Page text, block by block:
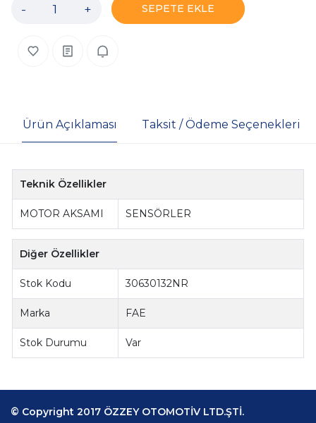
- + SEPETE EKLE
Ürün Açıklaması Taksit / Ödeme Seçenekleri
Teknik Özellikler
MOTOR AKSAMI SENSÖRLER
Diğer Özellikler
Stok Kodu 30630132NR
Marka FAE
Stok Durumu Var
© Copyright 2017 ÖZZEY OTOMOTİV LTD.ŞTİ.